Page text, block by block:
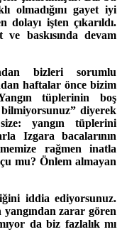
olmadığını gayet iyi
işten çıkarıldı.
baskısında devam
bizleri sorumlu
haftalar önce bizim
tüplerinin boş
diyerek
yangın tüplerini
Izgara bacalarının
rağmen inatla
mu? Önlem almayan
iddia ediyorsunuz.
yangından zarar gören
da biz fazlalık mı